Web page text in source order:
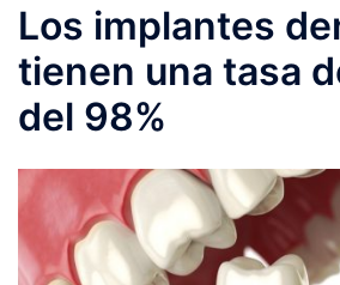
Los implantes
tienen una tasa
del 98%